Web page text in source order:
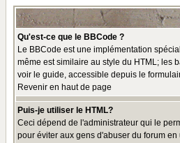
Qu'est-ce que le BBCode ?
Le BBCode est une implémentation
même est similaire au style du HTML; les
voir le guide, accessible depuis le
Revenir en haut de page
Puis-je utiliser le HTML?
Ceci dépend de l'administrateur qui le
pour éviter aux gens d'abuser du forum